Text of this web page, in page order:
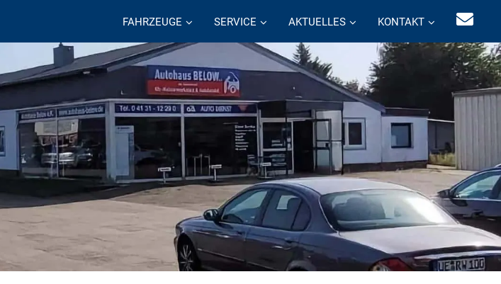
FAHRZEUGE SERVICE AKTUELLES KONTAKT